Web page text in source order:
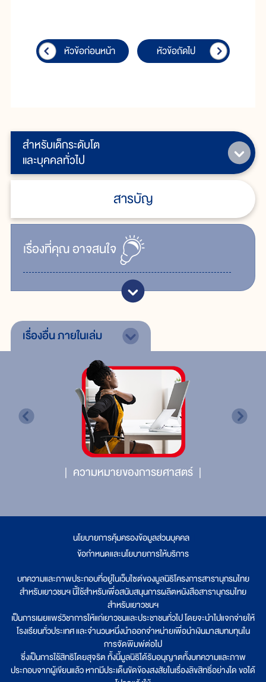
สำหรับเด็กระดับโต
และบุคคลทั่วไป
สารบัญ
เรื่ิองที่คุณอาจสนใจ
หัวข้อก่อนหน้า หัวข้อถัดไป
เรื่องอื่นภายในเล่ม
ความหมายของการยศาสตร์
นโยบายการคุ้มครองข้อมูลส่วนบุคคล
ข้อกำหนดและนโยบายการให้บริการ
บทความและภาพประกอบที่อยู่ในเว็บไซต์ของมูลนิธิโครงการสารานุกรมไทย
สำหรับเยาวชนฯ นี้ใช้สำหรับเพื่อสนับสนุนการผลิตหนังสือสารานุกรมไทย
สำหรับเยาวชนฯ
เป็นการเผยแพร่วิชาการให้แก่เยาวชนและประชาชนทั่วไป โดยจะนำไปแจกจ่ายให้
โรงเรียนทั่วประเทศ และจำนวนหนึ่งนำออกจำหน่ายเพื่อนำเงินมาสมทบทุนใน
การจัดพิมพ์ต่อไป
ซึ่งเป็นการใช้สิทธิโดยสุจริต ทั้งนี้มูลนิธิได้รับอนุญาตทั้งบทความและภาพ
ประกอบจากผู้เขียนแล้ว หากมีประเด็นขัดข้องสงสัยในเรื่องลิขสิทธิ์อย่างใด ขอได้